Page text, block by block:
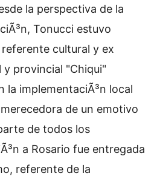
la perspectiva de la
Tonucci estuvo
cultural y ex
provincial "Chiqui"
la implementaciÃ³n local
de un emotivo
de todos los
a Rosario fue entregada
referente de la